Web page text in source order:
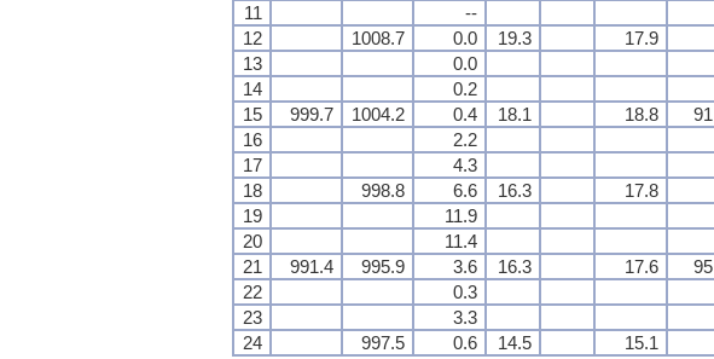
11
--
12
1008.7 0.0 19.3 17.9
13
0.0
14
0.2
15
999.7 1004.2 0.4 18.1 18.8 91
16
2.2
17
4.3
18
998.8 6.6 16.3 17.8
19
11.9
20
11.4
21
991.4 995.9 3.6 16.3 17.6 95
22
0.3
23
3.3
24
997.5 0.6 14.5 15.1